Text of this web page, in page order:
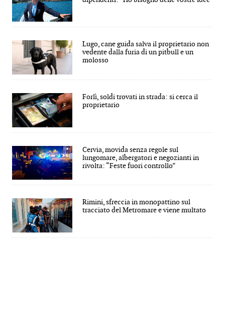
Lugo, cane guida salva il proprietario non
vedente dalla furia di un pitbull e un
molosso
Forlì, soldi trovati in strada: si cerca il
proprietario
Cervia, movida senza regole sul
lungomare, albergatori e negozianti in
rivolta: “Feste fuori controllo”
Rimini, sfreccia in monopattino sul
tracciato del Metromare e viene multato